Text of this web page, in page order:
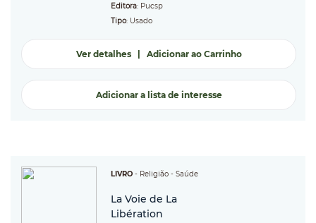
Editora: Pucsp
Tipo: Usado
Ver detalhes| Adicionar ao Carrinho
Adicionar a lista de interesse
LIVRO - Religião - Saúde
La Voie de La
Libération